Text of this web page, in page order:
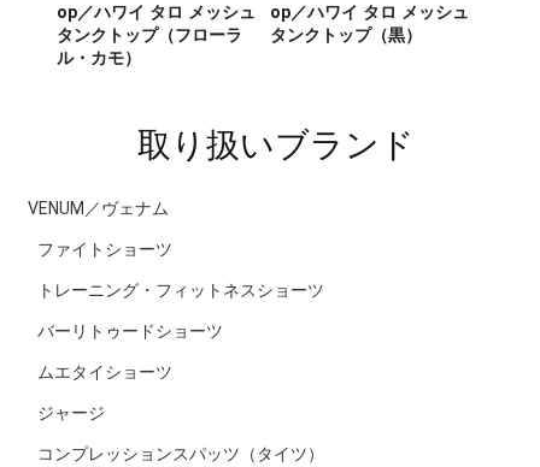
op／ハワイ タロ メッシュ
タンクトップ（フローラ
ル・カモ）
op／ハワイ タロ メッシュ
タンクトップ（黒）
取り扱いブランド
VENUM／ヴェナム
ファイトショーツ
トレーニング・フィットネスショーツ
バーリトゥードショーツ
ムエタイショーツ
ジャージ
コンプレッションスパッツ（タイツ）